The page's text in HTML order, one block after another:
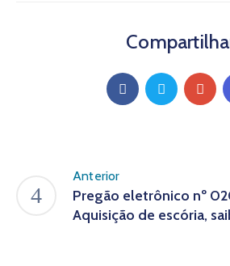
Anterior
Pregão eletrônico nº
Aquisição de escória,